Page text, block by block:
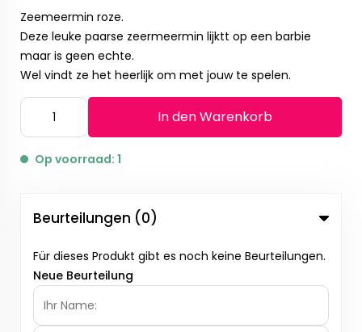
Zeemeermin roze.
Deze leuke paarse zeermeermin lijktt op een barbie
maar is geen echte.
Wel vindt ze het heerlijk om met jouw te spelen.
In den Warenkorb
Op voorraad: 1
Beurteilungen (0)
Für dieses Produkt gibt es noch keine Beurteilungen.
Neue Beurteilung